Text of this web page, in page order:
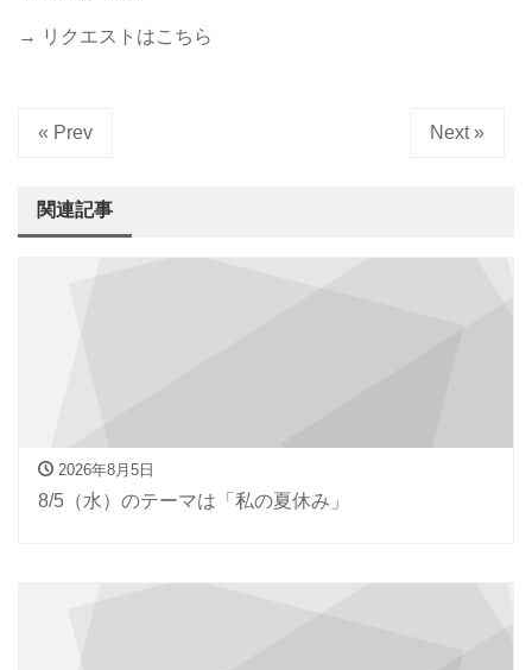
→ リクエストはこちら
« Prev Next »
関連記事
2026年8月5日
8/5（水）のテーマは「私の夏休み」